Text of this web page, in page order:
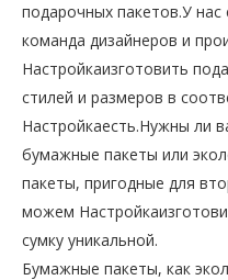
подарочных пакетов.У
команда дизайнеров и
Настройкаизготовить
стилей и размеров в
Настройкаесть.Нужны ли
бумажные пакеты или
пакеты, пригодные для
можем
сумку уникальной.
Бумажные пакеты, как